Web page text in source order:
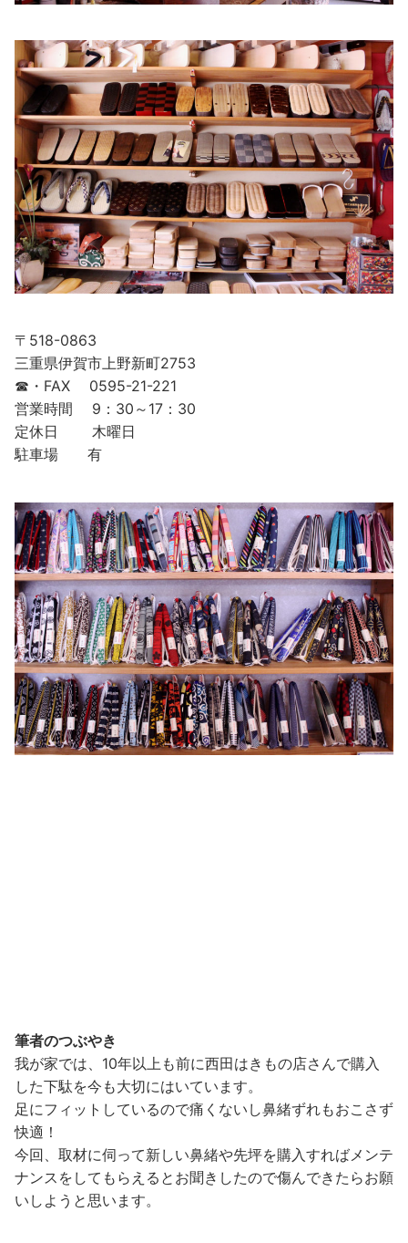
〒518-0863
三重県伊賀市上野新町2753
☎・FAX 0595-21-221
営業時間 9：30～17：30
定休日 木曜日
駐車場 有
筆者のつぶやき
我が家では、10年以上も前に西田はきもの店さんで購入
した下駄を今も大切にはいています。
足にフィットしているので痛くないし鼻緒ずれもおこさず
快適！
今回、取材に伺って新しい鼻緒や先坪を購入すればメンテ
ナンスをしてもらえるとお聞きしたので傷んできたらお願
いしようと思います。